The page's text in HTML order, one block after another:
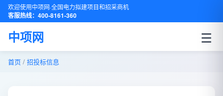
欢迎使用中项网·全国电力拟建项目和招采商机
客服热线：400-8161-360
中项网 ☰
首页 / 招投标信息